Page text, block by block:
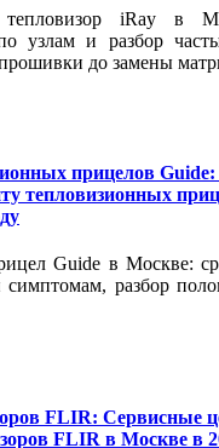
iRay в
узлам и разбор
до замены
прицелов
тепловизионных
Guide в Москве:
симптомам, разбор
FLIR: Сервисные
FLIR в Москве в